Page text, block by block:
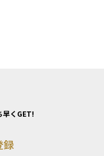
早くGET!
録